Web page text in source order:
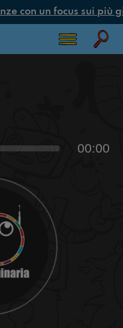
con un focus sui più
00:00